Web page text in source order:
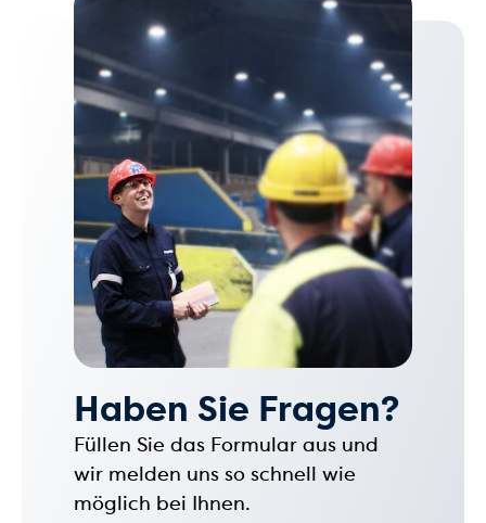
Haben Sie Fragen?
Füllen Sie das Formular aus und
wir melden uns so schnell wie
möglich bei Ihnen.